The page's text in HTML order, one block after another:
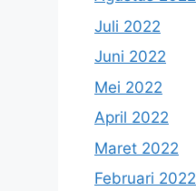
Juli 2022
Juni 2022
Mei 2022
April 2022
Maret 2022
Februari 2022